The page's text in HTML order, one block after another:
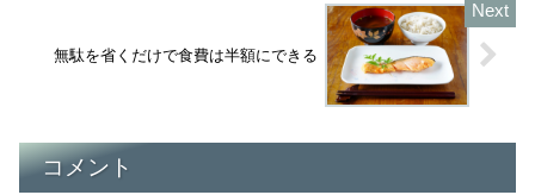
無駄を省くだけで食費は半額にできる
コメント